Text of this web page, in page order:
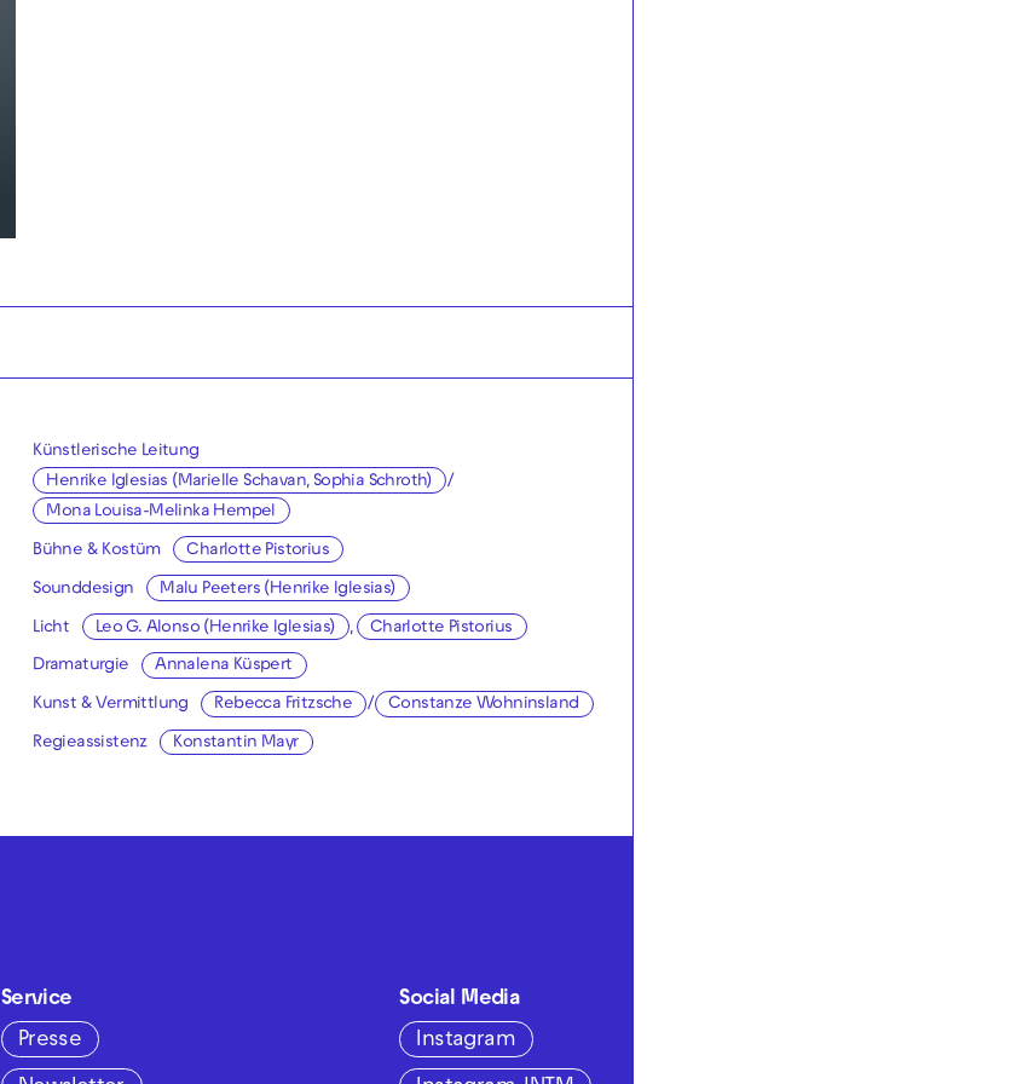
Künstlerische Leitung
Henrike Iglesias (Marielle Schavan, Sophia Schroth)
/
Mona Louisa-Melinka Hempel
Bühne & Kostüm Charlotte Pistorius
Sounddesign Malu Peeters (Henrike Iglesias)
Licht Leo G. Alonso (Henrike Iglesias) , Charlotte Pistorius
Dramaturgie Annalena Küspert
Kunst & Vermittlung Rebecca Fritzsche / Constanze Wohninsland
Regieassistenz Konstantin Mayr
Service
Presse
Social Media
Instagram